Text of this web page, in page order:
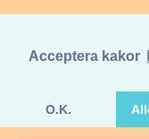
Acceptera kakor
O.K.